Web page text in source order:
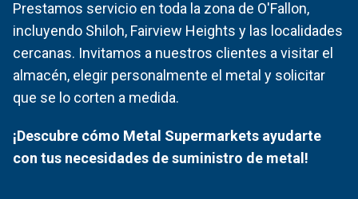
Prestamos servicio en toda la zona de O'Fallon,
incluyendo Shiloh, Fairview Heights y las localidades
cercanas. Invitamos a nuestros clientes a visitar el
almacén, elegir personalmente el metal y solicitar
que se lo corten a medida.
¡Descubre cómo Metal Supermarkets ayudarte
con tus necesidades de suministro de metal!